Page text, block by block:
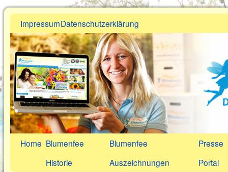
ImpressumDatenschutzerklärung
Home Blumenfee
Historie
Blumenfee
Auszeichnungen
Presse
Portal